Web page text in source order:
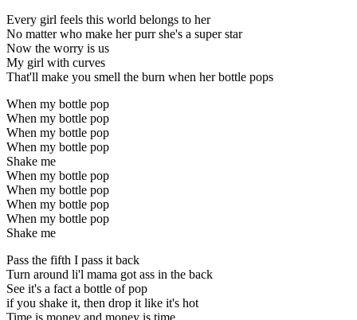
Every girl feels this world belongs to her
No matter who make her purr she's a super star
Now the worry is us
My girl with curves
That'll make you smell the burn when her bottle pops
When my bottle pop
When my bottle pop
When my bottle pop
When my bottle pop
Shake me
When my bottle pop
When my bottle pop
When my bottle pop
When my bottle pop
Shake me
Pass the fifth I pass it back
Turn around li'l mama got ass in the back
See it's a fact a bottle of pop
if you shake it, then drop it like it's hot
Time is money and money is time